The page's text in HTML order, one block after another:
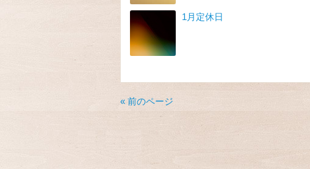
1月定休日
« 前のページ